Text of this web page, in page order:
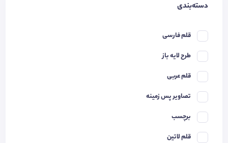
دسته‌بندی
قلم فارسی
طرح لایه باز
قلم عربی
تصاویر پس زمینه
برچسب
قلم لاتین